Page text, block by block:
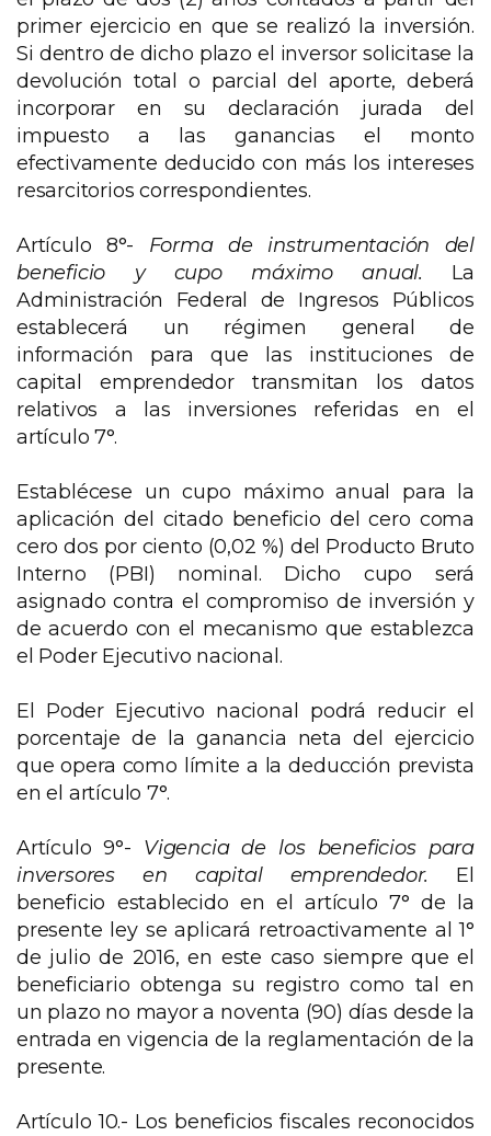
primer ejercicio en que se realizó la inversión.
Si dentro de dicho plazo el inversor solicitase la
devolución total o parcial del aporte, deberá
incorporar en su declaración jurada del
impuesto a las ganancias el monto
efectivamente deducido con más los intereses
resarcitorios correspondientes.
Artículo 8°- Forma de instrumentación del
beneficio y cupo máximo anual. La
Administración Federal de Ingresos Públicos
establecerá un régimen general de
información para que las instituciones de
capital emprendedor transmitan los datos
relativos a las inversiones referidas en el
artículo 7°.
Establécese un cupo máximo anual para la
aplicación del citado beneficio del cero coma
cero dos por ciento (0,02 %) del Producto Bruto
Interno (PBI) nominal. Dicho cupo será
asignado contra el compromiso de inversión y
de acuerdo con el mecanismo que establezca
el Poder Ejecutivo nacional.
El Poder Ejecutivo nacional podrá reducir el
porcentaje de la ganancia neta del ejercicio
que opera como límite a la deducción prevista
en el artículo 7°.
Artículo 9°- Vigencia de los beneficios para
inversores en capital emprendedor.
El
beneficio establecido en el artículo 7° de la
presente ley se aplicará retroactivamente al 1°
de julio de 2016, en este caso siempre que el
beneficiario obtenga su registro como tal en
un plazo no mayor a noventa (90) días desde la
entrada en vigencia de la reglamentación de la
presente.
Artículo 10.- Los beneficios fiscales reconocidos